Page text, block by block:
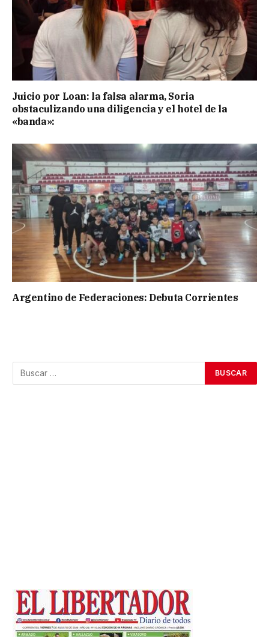
Juicio por Loan: la falsa alarma, Soria
obstaculizando una diligencia y el hotel de la
«banda»:
Argentino de Federaciones: Debuta Corrientes